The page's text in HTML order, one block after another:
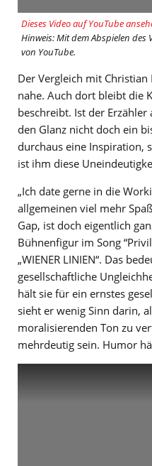
Dieses Video auf YouTube
Hinweis: Mit dem Abspielen des
von YouTube.
Der Vergleich mit Christian
nahe. Auch dort bleibt die
beschreibt. Ist der
den Glanz nicht doch ein
durchaus eine Inspiration,
ist ihm diese
„Ich date gerne in die
allgemeinen viel mehr
Gap, ist doch eigentlich
Bühnenfigur im Song
„WIENER LINIEN“. Das
gesellschaftliche
hält sie für ein ernstes
sieht er wenig Sinn darin,
moralisierenden Ton zu
mehrdeutig sein. Humor